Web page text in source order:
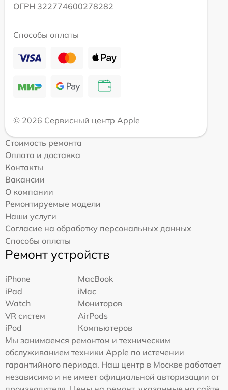
ОГРН 322774600278282
Способы оплаты
© 2026 Сервисный центр Apple
Стоимость ремонта
Оплата и доставка
Контакты
Вакансии
О компании
Ремонтируемые модели
Наши услуги
Согласие на обработку персональных данных
Способы оплаты
Ремонт устройств
iPhone
MacBook
iPad
iMac
Watch
Мониторов
VR систем
AirPods
iPod
Компьютеров
Мы занимаемся ремонтом и техническим
обслуживанием техники Apple по истечении
гарантийного периода. Наш центр в Москве работает
независимо и не имеет официальной авторизации от